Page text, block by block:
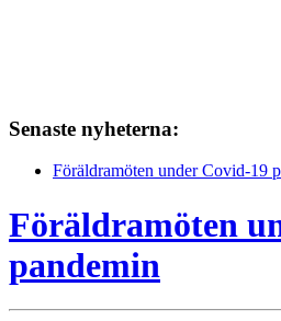
Senaste nyheterna:
Föräldramöten under Covid-19
Föräldramöten
pandemin